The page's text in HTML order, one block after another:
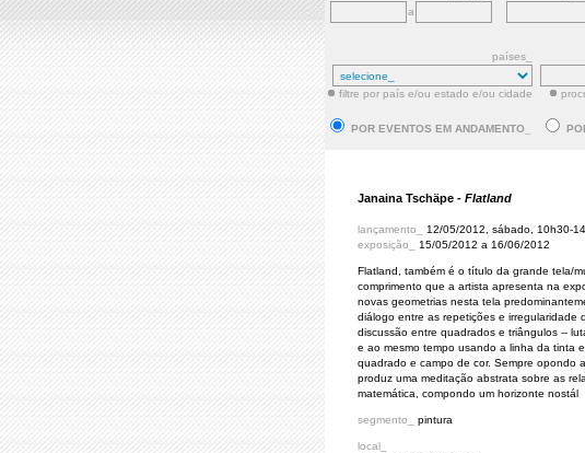
a
países_
filtre por país e/ou estado e/ou cidade
POR EVENTOS EM ANDAMENTO_
Janaina Tschäpe - Flatland
lançamento_ 12/05/2012, sábado, 10h30-
exposição_ 15/05/2012 a 16/06/2012
Flatland, também é o título da grande tela/
comprimento que a artista apresenta na
novas geometrias nesta tela
diálogo entre as repetições e irregularidade
discussão entre quadrados e triângulos -­‐
e ao mesmo tempo usando a linha da tinta
quadrado e campo de cor. Sempre opondo
produz uma meditação abstrata sobre as
matemática, compondo um horizonte nostál
segmento_ pintura
local_